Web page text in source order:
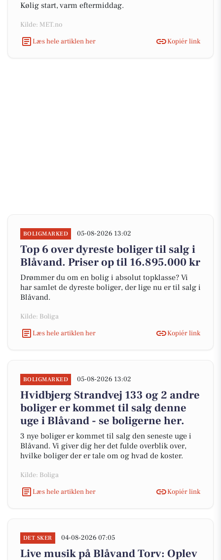
Kølig start, varm eftermiddag.
Kilde: MET.no
Læs hele artiklen her
Kopiér link
BOLIGMARKED 05-08-2026 13:02
Top 6 over dyreste boliger til salg i
Blåvand. Priser op til 16.895.000 kr
Drømmer du om en bolig i absolut topklasse? Vi
har samlet de dyreste boliger, der lige nu er til salg i
Blåvand.
Kilde: Boliga
Læs hele artiklen her
Kopiér link
BOLIGMARKED 05-08-2026 13:02
Hvidbjerg Strandvej 133 og 2 andre
boliger er kommet til salg denne
uge i Blåvand - se boligerne her.
3 nye boliger er kommet til salg den seneste uge i
Blåvand. Vi giver dig her det fulde overblik over,
hvilke boliger der er tale om og hvad de koster.
Kilde: Boliga
Læs hele artiklen her
Kopiér link
DET SKER 04-08-2026 07:05
Live musik på Blåvand Torv: Oplev